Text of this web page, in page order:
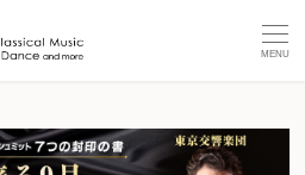
MENU